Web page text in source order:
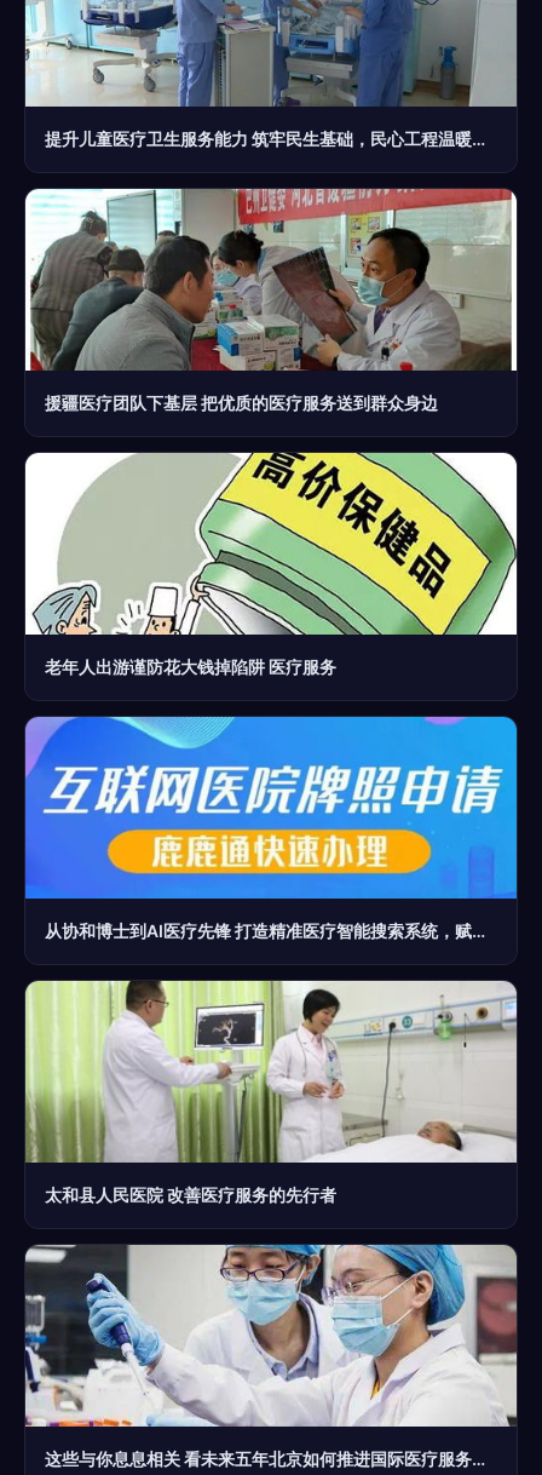
提升儿童医疗卫生服务能力 筑牢民生基础，民心工程温暖万千家庭
援疆医疗团队下基层 把优质的医疗服务送到群众身边
老年人出游谨防花大钱掉陷阱 医疗服务
从协和博士到AI医疗先锋 打造精准医疗智能搜索系统，赋能“医源”服务
太和县人民医院 改善医疗服务的先行者
这些与你息息相关 看未来五年北京如何推进国际医疗服务发展